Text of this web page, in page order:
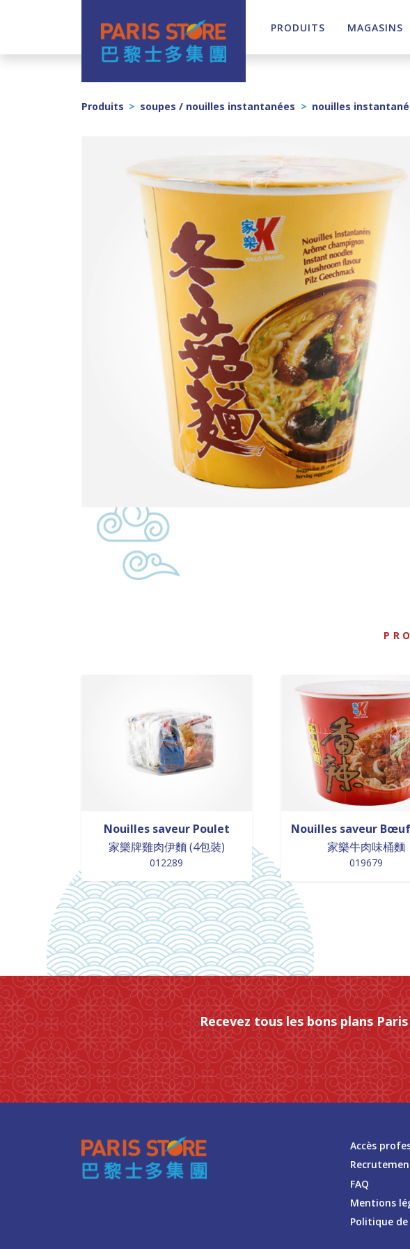
Navigation principale PRODUITS MAGASINS
Produits > soupes / nouilles instantanées > nouilles
Nouilles saveur Poulet
家樂牌雞肉伊麵 (4包裝)
012289
Nouilles saveur Bœuf
家樂牛肉味桶麵
019679
Recevez tous les bons plans
Accès
FAQ
Mentions
Politique de